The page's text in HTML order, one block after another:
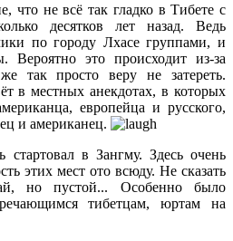
что не всё так гладко в Тибете с
десятков лет назад. Ведь
по городу Лхасе группами, и
Вероятно это происходит из-за
так просто веру не затереть.
в местных анекдотах, в которых
европейца и русского,
и американец.
в Зангму. Здесь очень
этих мест ото всюду. Не сказать
но пустой... Особенно было
тибетцам, юртам на